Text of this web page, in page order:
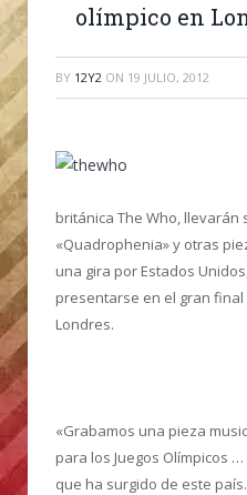
olímpico en
BY 12Y2 ON 19 JULIO, 2012
británica The Who, llevarán
«Quadrophenia» y otras
una gira por Estados
presentarse en el gran final
Londres.
«Grabamos una pieza
para los Juegos Olímpicos
que ha surgido de este